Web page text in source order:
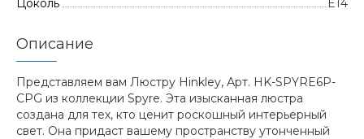
Цоколь
E14
Описание
Представляем вам Люстру Hinkley, Арт. HK-SPYRE6P-
CPG из коллекции Spyre. Эта изысканная люстра
создана для тех, кто ценит роскошный интерьерный
свет. Она придаст вашему пространству утонченный